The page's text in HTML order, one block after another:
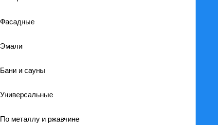
Фасадные
Эмали
Бани и сауны
Универсальные
По металлу и ржавчине